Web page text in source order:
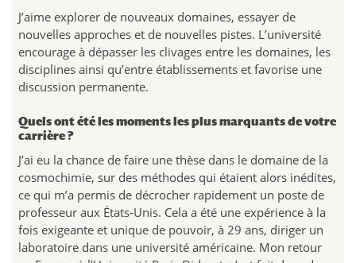
J’aime explorer de nouveaux domaines, essayer de
nouvelles approches et de nouvelles pistes. L’université
encourage à dépasser les clivages entre les domaines, les
disciplines ainsi qu’entre établissements et favorise une
discussion permanente.
Quels ont été les moments les plus marquants de votre
carrière ?
J’ai eu la chance de faire une thèse dans le domaine de la
cosmochimie, sur des méthodes qui étaient alors inédites,
ce qui m’a permis de décrocher rapidement un poste de
professeur aux États-Unis. Cela a été une expérience à la
fois exigeante et unique de pouvoir, à 29 ans, diriger un
laboratoire dans une université américaine. Mon retour